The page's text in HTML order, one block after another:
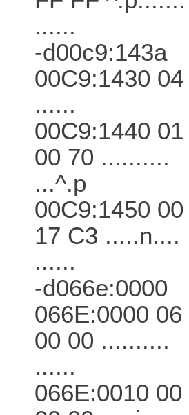
......
-d00c9:143a
00C9:1430
......
00C9:1440
00 70 ..........
...^.p
00C9:1450
17 C3 .....n....
......
-d066e:0000
066E:0000
00 00 ..........
......
066E:0010